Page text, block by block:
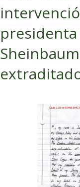
presidenta